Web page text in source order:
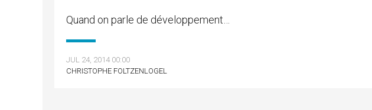
Quand on parle de développement…
JUL 24, 2014 00:00
CHRISTOPHE FOLTZENLOGEL